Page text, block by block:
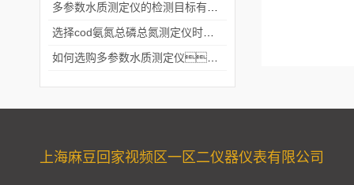
上海麻豆回家视频区一区二仪器仪表有限公司